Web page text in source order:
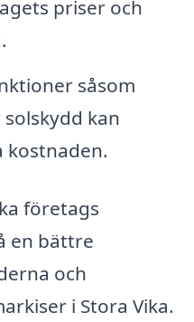
priser och
såsom
kan
kostnaden.
företags
en bättre
och
i Stora Vika.